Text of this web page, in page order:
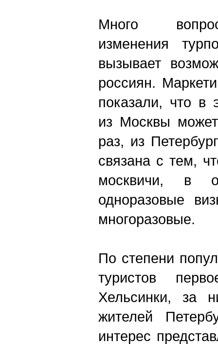
Много
изменения
вызывает
россиян.
показали, что в
из Москвы
раз, из
связана с тем,
москвичи, в
одноразовые
многоразовые.
По степени
туристов
Хельсинки, за
жителей
интерес